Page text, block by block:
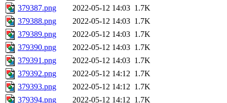
379387.png
2022-05-12 14:03 1.7K
379388.png
2022-05-12 14:03 1.7K
379389.png
2022-05-12 14:03 1.7K
379390.png
2022-05-12 14:03 1.7K
379391.png
2022-05-12 14:03 1.7K
379392.png
2022-05-12 14:12 1.7K
379393.png
2022-05-12 14:12 1.7K
379394.png
2022-05-12 14:12 1.7K